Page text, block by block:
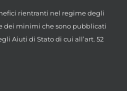
rientranti nel regime degli
dei minimi che sono pubblicati
Aiuti di Stato di cui all’art. 52